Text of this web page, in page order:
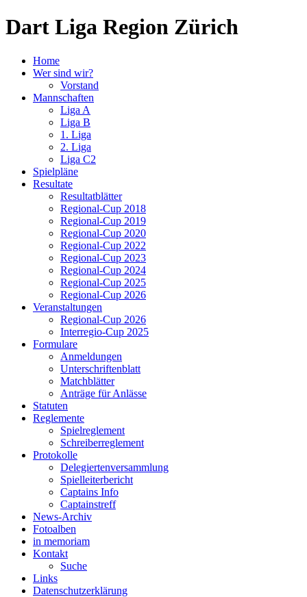
Dart Liga Region Zürich
Home
Wer sind wir?
Vorstand
Mannschaften
Liga A
Liga B
1. Liga
2. Liga
Liga C2
Spielpläne
Resultate
Resultatblätter
Regional-Cup 2018
Regional-Cup 2019
Regional-Cup 2020
Regional-Cup 2022
Regional-Cup 2023
Regional-Cup 2024
Regional-Cup 2025
Regional-Cup 2026
Veranstaltungen
Regional-Cup 2026
Interregio-Cup 2025
Formulare
Anmeldungen
Unterschriftenblatt
Matchblätter
Anträge für Anlässe
Statuten
Reglemente
Spielreglement
Schreiberreglement
Protokolle
Delegiertenversammlung
Spielleiterbericht
Captains Info
Captainstreff
News-Archiv
Fotoalben
in memoriam
Kontakt
Suche
Links
Datenschutzerklärung